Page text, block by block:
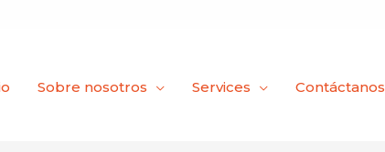
Sobre nosotros Services Contáctanos